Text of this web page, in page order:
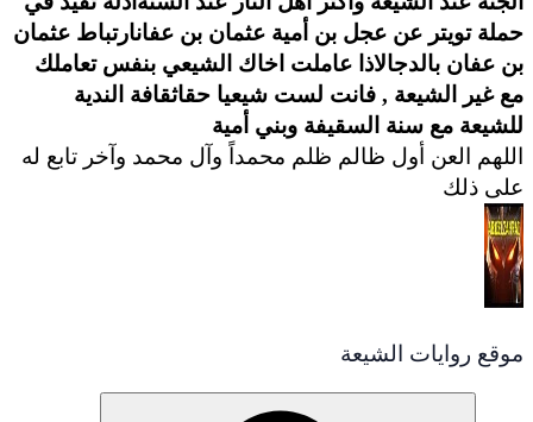
حملة تويتر عن عجل بن أمية عثمان بن عفانارتباط عثمان
بن عفان بالدجالاذا عاملت اخاك الشيعي بنفس تعاملك
مع غير الشيعة , فانت لست شيعيا حقاثقافة الندية
للشيعة مع سنة السقيفة وبني أمية
اللهم العن أول ظالم ظلم محمداً وآل محمد وآخر تابع له
على ذلك
موقع روايات الشيعة